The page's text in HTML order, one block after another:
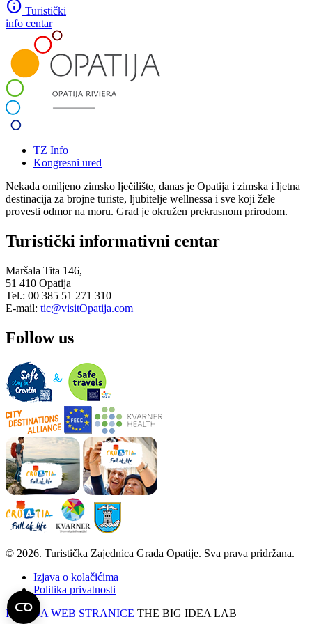
info Turistički
info centar
TZ Info
Kongresni ured
Nekada omiljeno zimsko lječilište, danas je Opatija i zimska i ljetna
destinacija za brojne turiste, ljubitelje wellnessa i sve koji žele
provesti odmor na moru. Grad je okružen prekrasnom prirodom.
Turistički informativni centar
Maršala Tita 146,
51 410 Opatija
Tel.: 00 385 51 271 310
E-mail: tic@visitOpatija.com
Follow us
© 2026. Turistička Zajednica Grada Opatije. Sva prava pridržana.
Izjava o kolačićima
Politika privatnosti
IZRADA WEB STRANICE THE BIG IDEA LAB